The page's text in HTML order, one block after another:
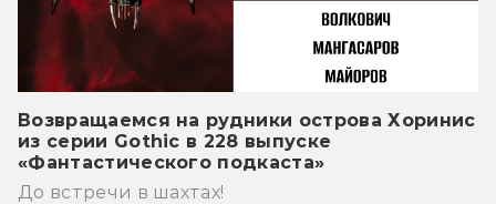
Возвращаемся на рудники острова Хоринис
из серии Gothic в 228 выпуске
«Фантастического подкаста»
До встречи в шахтах!